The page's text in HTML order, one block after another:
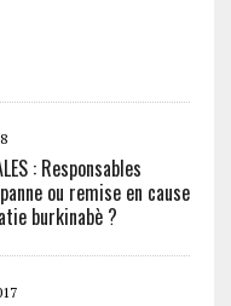
: Responsables
ou remise en cause
burkinabè ?